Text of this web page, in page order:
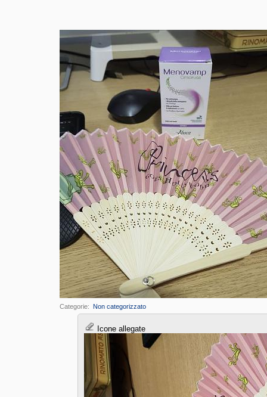
Categorie Non categorizzato
Icone allegate